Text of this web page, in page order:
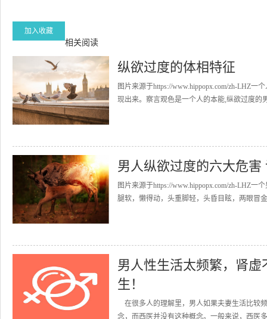
加入收藏
相关阅读
纵欲过度的体相特征
图片来源于https://www.hippopx.com/zh-LHZ
现出来。察言观色是一个人的本能,纵欲过度的
男人纵欲过度的六大危害
图片来源于https://www.hippopx.com/zh-LHZ
腿软，懒得动，头重脚轻，头昏目眩，两眼冒
男人性生活太频繁，肾
生！
在很多人的理解里，男人如果夫妻生活比较
念，而西医并没有这种概念。一般来说，西医